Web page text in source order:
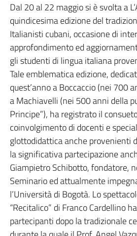
Dal 20 al 22 maggio si è svolta a
quindicesima edizione del
Italianisti cubani, occasione di
approfondimento ed
gli studenti di lingua italiana
Tale emblematica edizione,
quest’anno a Boccaccio (nei 700
a Machiavelli (nei 500 anni della
Principe”), ha registrato il
coinvolgimento di docenti e
glottodidattica anche provenienti
la significativa partecipazione
Giampietro Schibotto, fondatore,
Seminario ed attualmente
l’Università di Bogotà. Lo
“Recitalico” di Franco Cardellino
partecipanti dopo la tradizionale